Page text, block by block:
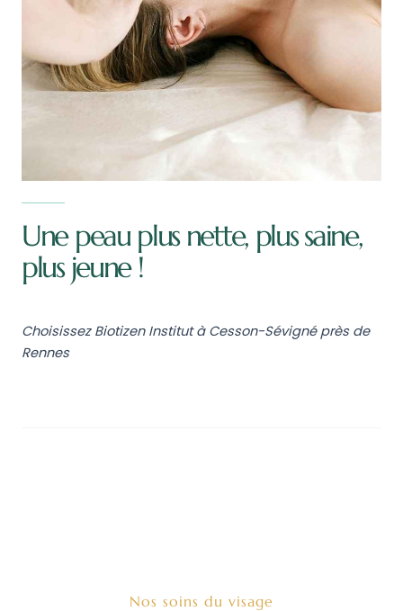
Une peau plus nette, plus saine,
plus jeune !
Choisissez Biotizen Institut à Cesson-Sévigné près de
Rennes
Nos soins du visage